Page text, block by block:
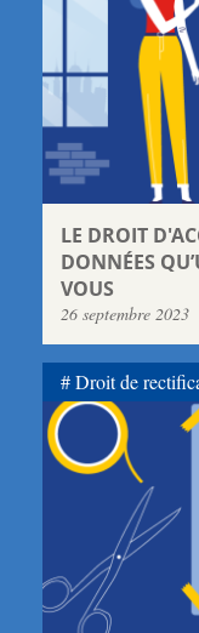
LE DROIT
DONNÉES
VOUS
26 septembre 2023
Droit de